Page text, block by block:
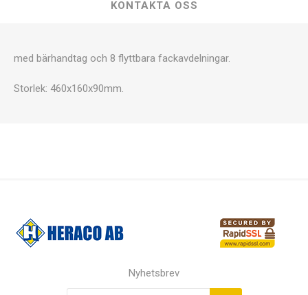
KONTAKTA OSS
med bärhandtag och 8 flyttbara fackavdelningar.
Storlek: 460x160x90mm.
Nyhetsbrev